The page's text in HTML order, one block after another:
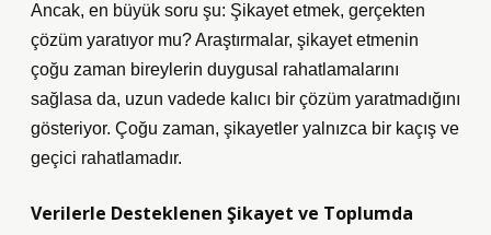
Ancak, en büyük soru şu: Şikayet etmek, gerçekten
çözüm yaratıyor mu? Araştırmalar, şikayet etmenin
çoğu zaman bireylerin duygusal rahatlamalarını
sağlasa da, uzun vadede kalıcı bir çözüm yaratmadığını
gösteriyor. Çoğu zaman, şikayetler yalnızca bir kaçış ve
geçici rahatlamadır.
Verilerle Desteklenen Şikayet ve Toplumda